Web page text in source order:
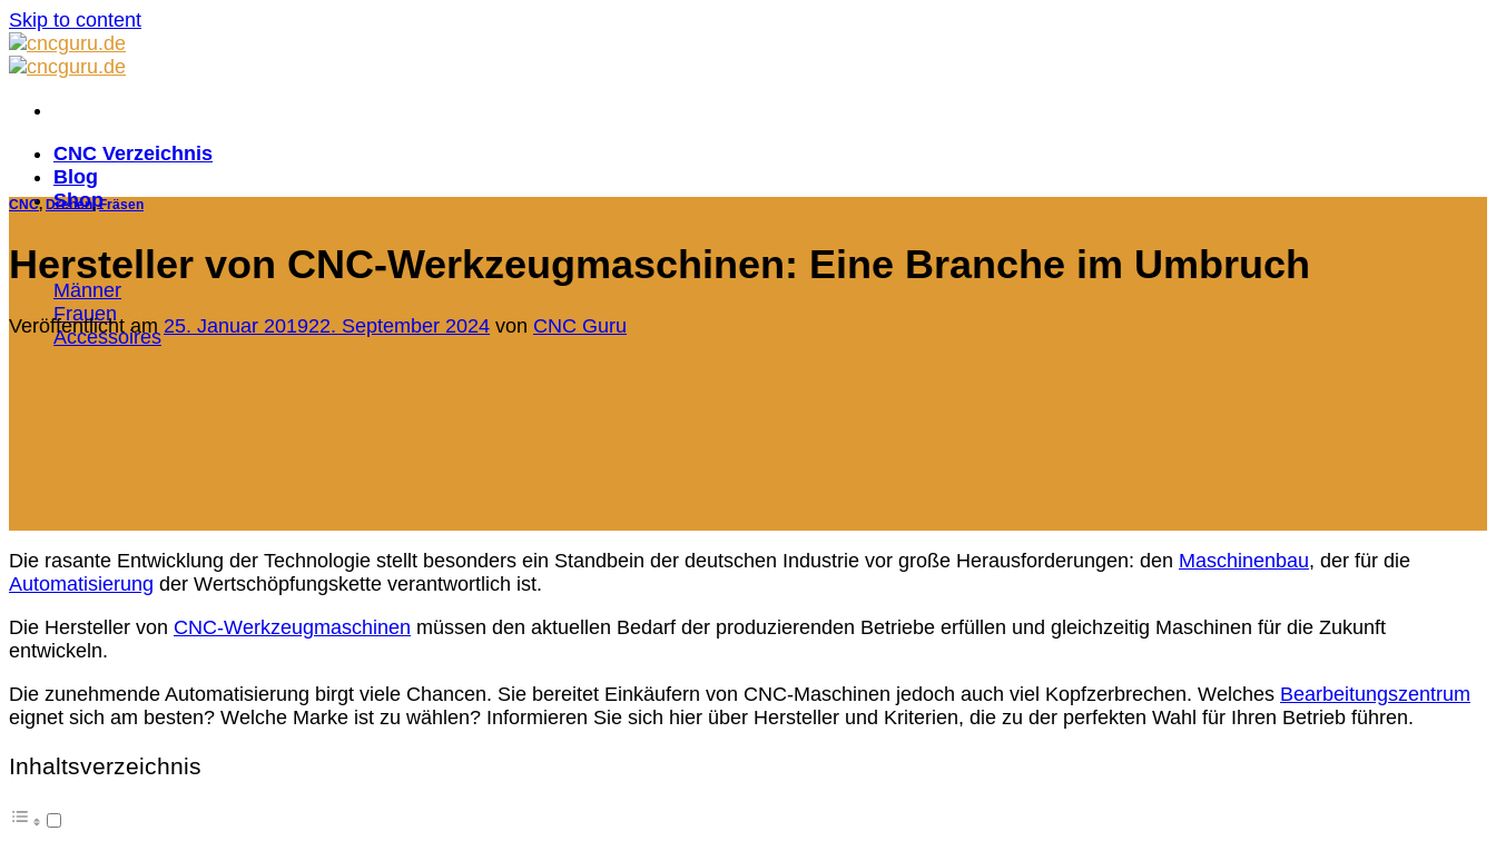
Skip to content
CNC Verzeichnis
Blog
Shop
Männer
Frauen
Accessoires
CNC, Drehen,Fräsen
Hersteller von CNC-Werkzeugmaschinen: Eine Branche im Umbruch
Veröffentlicht am 25. Januar 201922. September 2024 von CNC Guru
Die rasante Entwicklung der Technologie stellt besonders ein Standbein der deutschen Industrie vor große Herausforderungen: den Maschinenbau, der für die
Automatisierung der Wertschöpfungskette verantwortlich ist.
Die Hersteller von CNC-Werkzeugmaschinen müssen den aktuellen Bedarf der produzierenden Betriebe erfüllen und gleichzeitig Maschinen für die Zukunft
entwickeln.
Die zunehmende Automatisierung birgt viele Chancen. Sie bereitet Einkäufern von CNC-Maschinen jedoch auch viel Kopfzerbrechen. Welches Bearbeitungszentrum
eignet sich am besten? Welche Marke ist zu wählen? Informieren Sie sich hier über Hersteller und Kriterien, die zu der perfekten Wahl für Ihren Betrieb führen.
Inhaltsverzeichnis